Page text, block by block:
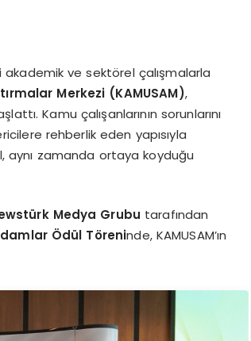
akademik ve sektörel çalışmalarla
Merkezi (KAMUSAM),
Kamu çalışanlarının sorunlarını
rehberlik eden yapısıyla
aynı zamanda ortaya koyduğu
Medya Grubu tarafından
Ödül Töreninde, KAMUSAM’ın